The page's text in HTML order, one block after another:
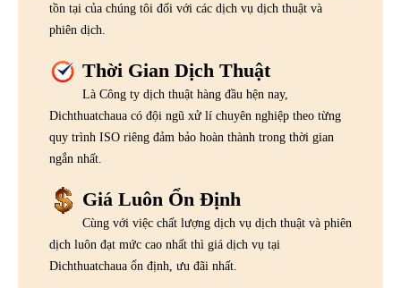
tồn tại của chúng tôi đối với các dịch vụ dịch thuật và
phiên dịch.
Thời Gian Dịch Thuật
Là Công ty dịch thuật hàng đầu hện nay,
Dichthuatchaua có đội ngũ xử lí chuyên nghiệp theo từng
quy trình ISO riêng đảm bảo hoàn thành trong thời gian
ngắn nhất.
Giá Luôn Ổn Định
Cùng với việc chất lượng dịch vụ dịch thuật và phiên
dịch luôn đạt mức cao nhất thì giá dịch vụ tại
Dichthuatchaua ổn định, ưu đãi nhất.